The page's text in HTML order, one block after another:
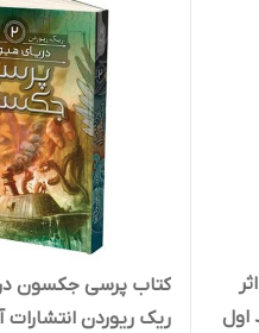
اول
کتاب پرسی جکسون
ریک ریوردن